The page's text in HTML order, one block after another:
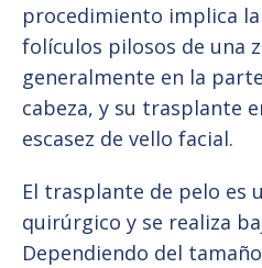
procedimiento implica
folículos pilosos de una
generalmente en la
cabeza, y su trasplante
escasez de vello facial.
El trasplante de pelo es
quirúrgico y se realiza
Dependiendo del